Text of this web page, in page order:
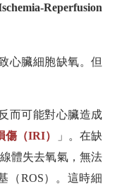
Reperfusion
心臟細胞缺氧。但
而可能對心臟造成
傷（IRI）
」。在缺
體失去氧氣，無法
（ROS）。這時細